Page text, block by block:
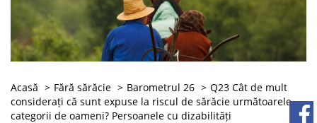
Acasă Fără sărăcie Barometrul 26
Q23 Cât de mult
considerați că sunt expuse la riscul de sărăcie următoarele
categorii de oameni? Persoanele cu dizabilități